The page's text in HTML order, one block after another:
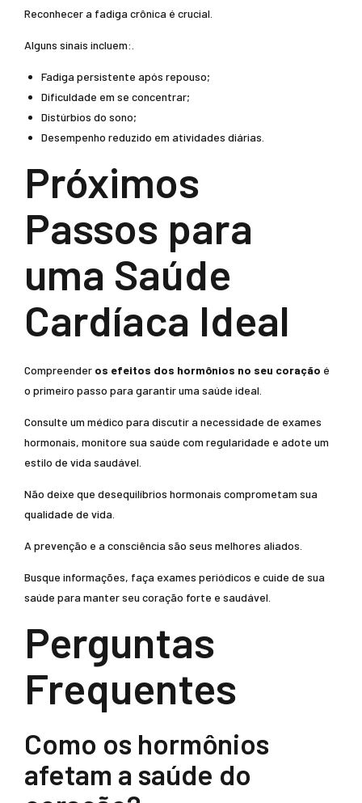
Reconhecer a fadiga crônica é crucial.
Alguns sinais incluem:.
Fadiga persistente após repouso;
Dificuldade em se concentrar;
Distúrbios do sono;
Desempenho reduzido em atividades diárias.
Próximos
Passos para
uma Saúde
Cardíaca Ideal
Compreender os efeitos dos hormônios no seu coração é
o primeiro passo para garantir uma saúde ideal.
Consulte um médico para discutir a necessidade de exames
hormonais, monitore sua saúde com regularidade e adote um
estilo de vida saudável.
Não deixe que desequilíbrios hormonais comprometam sua
qualidade de vida.
A prevenção e a consciência são seus melhores aliados.
Busque informações, faça exames periódicos e cuide de sua
saúde para manter seu coração forte e saudável.
Perguntas
Frequentes
Como os hormônios
afetam a saúde do